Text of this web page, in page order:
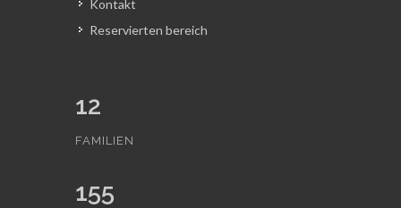
Kontakt
Reservierten bereich
12
FAMILIEN
155